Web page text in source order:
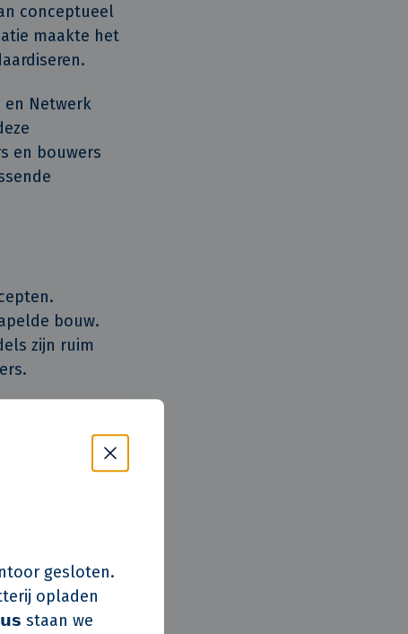
gesloten.
opladen
staan we
conceptueel
maakte het
en Netwerk
en bouwers
bouw.
zijn ruim
tot zeven
speciale